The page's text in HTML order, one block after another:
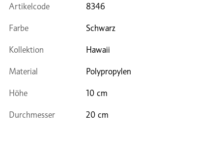
Artikelcode 8346
Farbe Schwarz
Kollektion Hawaii
Material Polypropylen
Höhe 10 cm
Durchmesser 20 cm